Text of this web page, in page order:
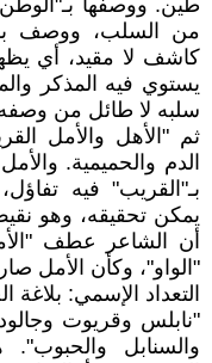
طين. ووصفها
من السلب، ووصف
كاشف لا مقيد، أي
يستوي فيه المذكر
سلبه لا طائل من وصفه
ثم "الأهل والأمل
الدم والحميمية.
بـ"القريب" فيه
يمكن تحقيقه، وهو
أن الشاعر عطف
"الواو"، وكأن الأمل
التعداد الإسمي: بلاغة
"نابلس وقريوت
والسنابل